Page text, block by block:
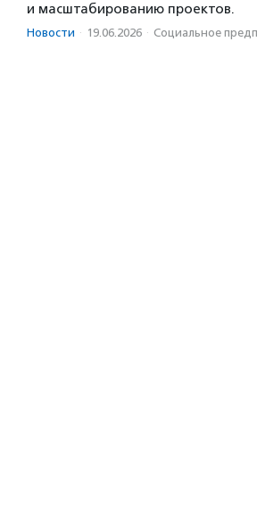
и масштабированию проектов.
Новости · 19.06.2026 · Социальное